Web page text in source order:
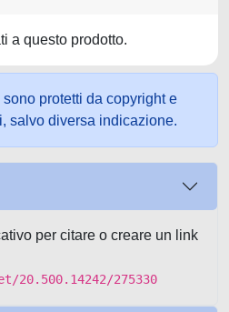
a questo prodotto.
sono protetti da copyright e
salvo diversa indicazione.
per citare o creare un link
275330